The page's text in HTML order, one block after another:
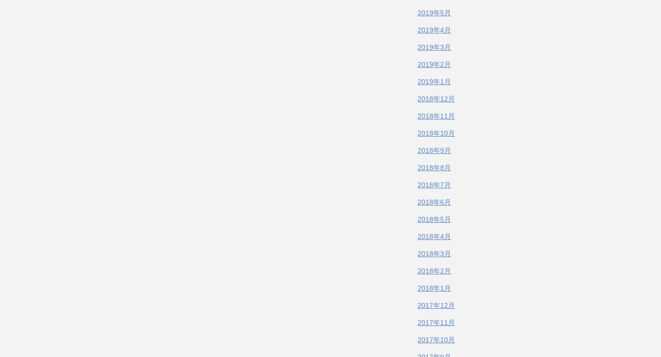
2019年5月
2019年4月
2019年3月
2019年2月
2019年1月
2018年12月
2018年11月
2018年10月
2018年9月
2018年8月
2018年7月
2018年6月
2018年5月
2018年4月
2018年3月
2018年2月
2018年1月
2017年12月
2017年11月
2017年10月